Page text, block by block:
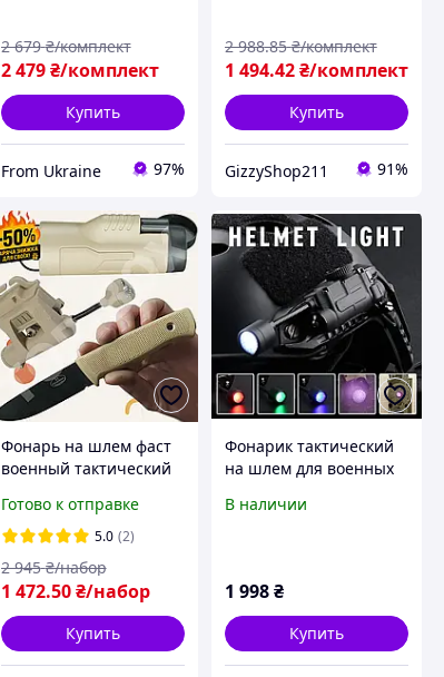
2 479 ₴/комплект
2 679 ₴/комплект
Купить
From Ukraine 97%
1 494.42₴/комплект
2 988.85 ₴/комплект
Купить
GizzyShop211 91%
Фонарь на шлем фаст
военный тактический
креплением
регулируемый
универсальный
красный ліхтар
Готово к отправке
5.0 (2)
1 472.50 ₴/набор
2 945 ₴/набор
Купить
Фонарик тактический
на шлем для военных
ламп + IFF-маяк,
В наличии
1 998₴
Купить